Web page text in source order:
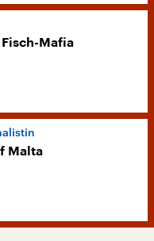
Mafia
Malta